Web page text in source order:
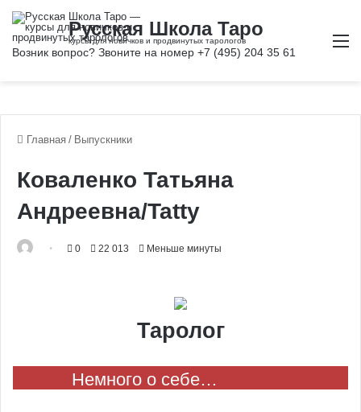
Главная / Выпускники
Коваленко Татьяна
Андреевна/Tatty
0 22 013 Меньше минуты
Таролог
Немного о себе…